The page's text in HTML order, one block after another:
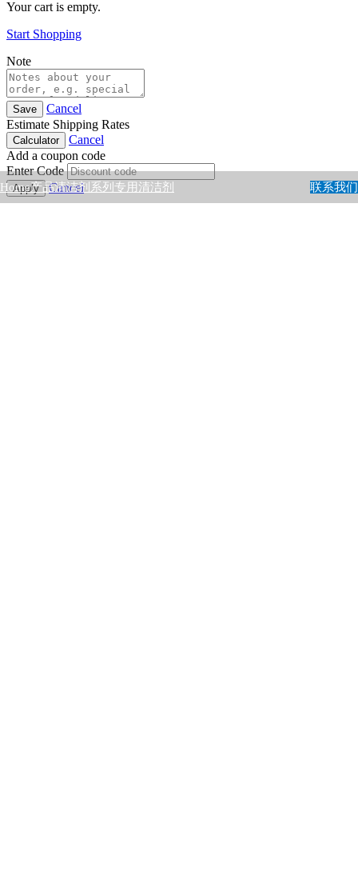
Home产品清洁剂系列 专用清洁剂 联系我们
Note
Save
Cancel
Estimate Shipping Rates
Calculator
Cancel
Add a coupon code
Enter Code
Apply Cancel